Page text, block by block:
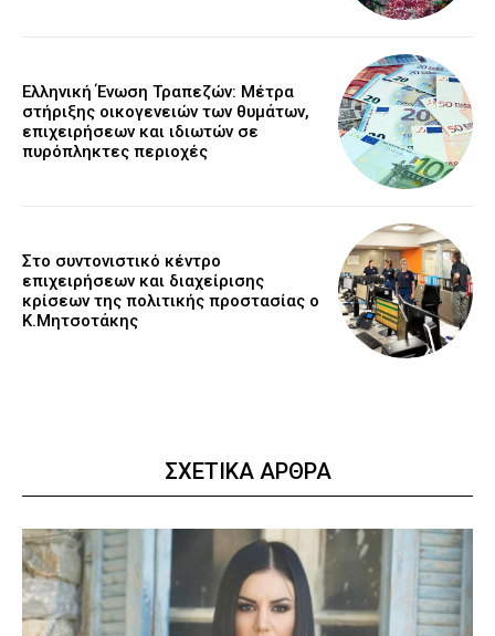
Ελληνική Ένωση Τραπεζών: Μέτρα
στήριξης οικογενειών των θυμάτων,
επιχειρήσεων και ιδιωτών σε
πυρόπληκτες περιοχές
Στο συντονιστικό κέντρο
επιχειρήσεων και διαχείρισης
κρίσεων της πολιτικής προστασίας ο
Κ.Μητσοτάκης
ΣΧΕΤΙΚΑ ΑΡΘΡΑ